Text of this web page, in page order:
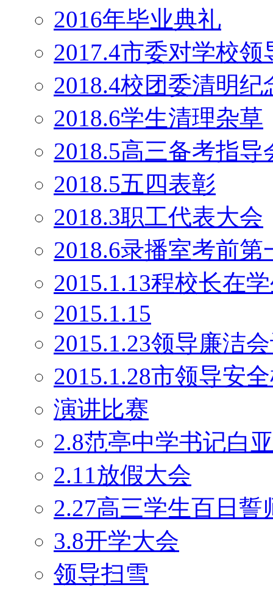
2016年毕业典礼
2017.4市委对学校
2018.4校团委清明纪
2018.6学生清理杂草
2018.5高三备考指导
2018.5五四表彰
2018.3职工代表大会
2018.6录播室考前第
2015.1.13程校长在
2015.1.15
2015.1.23领导廉洁
2015.1.28市领导安
演讲比赛
2.8范亭中学书记白
2.11放假大会
2.27高三学生百日誓
3.8开学大会
领导扫雪